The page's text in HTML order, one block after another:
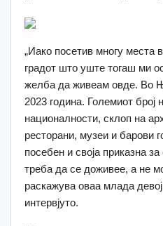
„Иако посетив многу места
градот што уште тогаш ми
желба да живеам овде. Во
2023 година. Големиот број
националности, склоп на
ресторани, музеи и барови
посебен и своја приказна
треба да се доживее, а не
раскажува оваа млада
интервјуто.